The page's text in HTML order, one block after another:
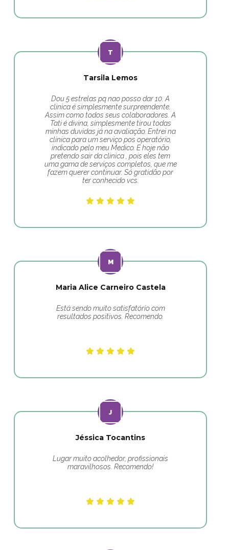
Tarsila Lemos
Dou 5 estrelas pq nao posso dar 10. A
clinica é simplesmente surpreendente.
Assim como todos seus colaboradores. A
Tati é divina, simplesmente tirou todas
minhas duvidas já na avaliação. Entrei na
clínica para um serviço pos operatório,
indicado pelo meu Medico. E hoje não
pretendo sair da clinica , pois eles tem
uma gama de serviços completos, que me
fazem querer continuar. Só gratidão por
ter conhecido vcs.
Maria Alice Carneiro Castela
Está sendo muito satisfatório com
resultados positivos. Recomendo.
Jéssica Tocantins
Lugar muito acolhedor, profissionais
maravilhosos. Recomendo!